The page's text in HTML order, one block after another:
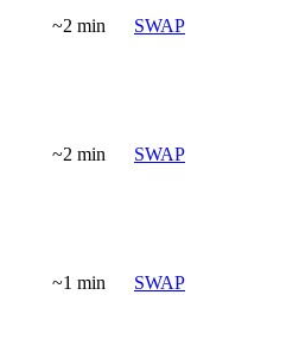
~2 min SWAP
~2 min SWAP
~1 min SWAP